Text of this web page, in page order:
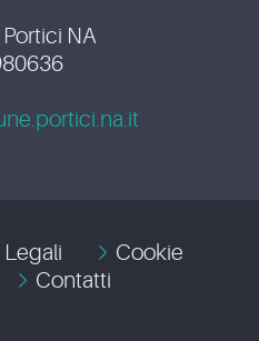
NA
Legali
Cookie
Contatti